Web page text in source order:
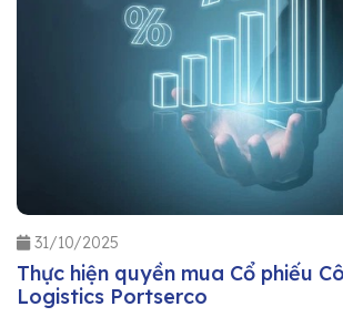
31/10/2025
Thực hiện quyền mua Cổ phiếu
Logistics Portserco